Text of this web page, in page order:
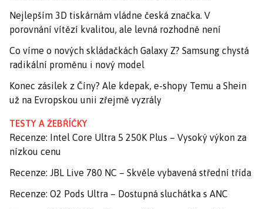
Nejlepším 3D tiskárnám vládne česká značka. V
porovnání vítězí kvalitou, ale levná rozhodně není
Co víme o nových skládačkách Galaxy Z? Samsung chystá
radikální proměnu i nový model
Konec zásilek z Číny? Ale kdepak, e-shopy Temu a Shein
už na Evropskou unii zřejmě vyzrály
TESTY A ŽEBŘÍČKY
Recenze: Intel Core Ultra 5 250K Plus – Vysoký výkon za
nízkou cenu
Recenze: JBL Live 780 NC – Skvěle vybavená střední třída
Recenze: O2 Pods Ultra – Dostupná sluchátka s ANC